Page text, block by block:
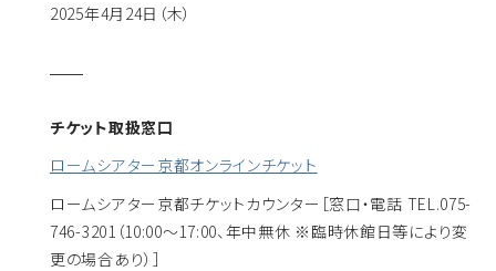
2025年4月24日（木）
チケット取扱窓口
ロームシアター京都オンラインチケット
ロームシアター京都チケットカウンター ［窓口・電話 TEL.075-
746-3201（10:00～17:00、年中無休 ※臨時休館日等により変
更の場合あり）］